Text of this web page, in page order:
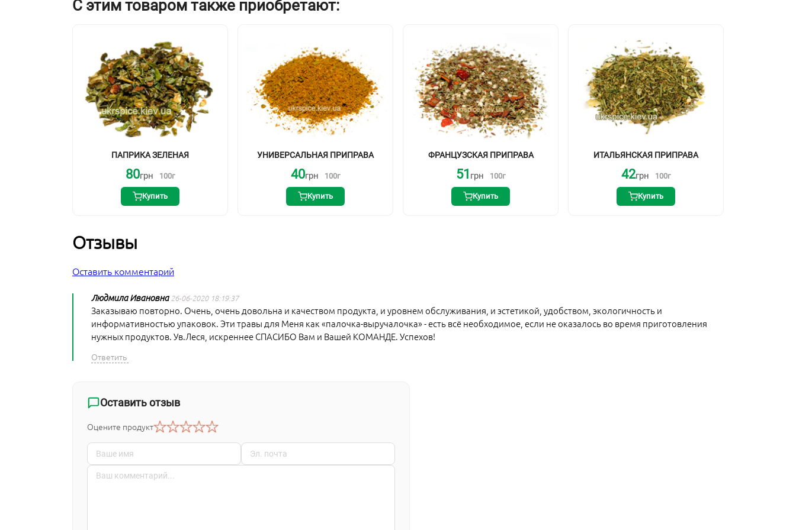
С этим товаром также приобретают:
ПАПРИКА ЗЕЛЕНАЯ
80грн 100г
Купить
УНИВЕРСАЛЬНАЯ ПРИПРАВА
40грн 100г
Купить
ФРАНЦУЗСКАЯ ПРИПРАВА
51 грн 100г
Купить
ИТАЛЬЯНСКАЯ ПРИПРАВА
42грн 100г
Купить
Отзывы
Оставить комментарий
Людмила Ивановна 26-06-2020 18:19:37
Заказываю повторно. Очень, очень довольна и качеством продукта, и уровнем обслуживания, и эстетикой, удобством, экологичность и
информативностью упаковок. Эти травы для Меня как «палочка-выручалочка» - есть всё необходимое, если не оказалось во время приготовления
нужных продуктов. Ув.Леся, искреннее СПАСИБО Вам и Вашей КОМАНДЕ. Успехов!
Оставить отзыв
Оцените продукт